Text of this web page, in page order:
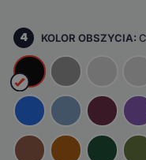
4 KOLOR OBSZYCIA: